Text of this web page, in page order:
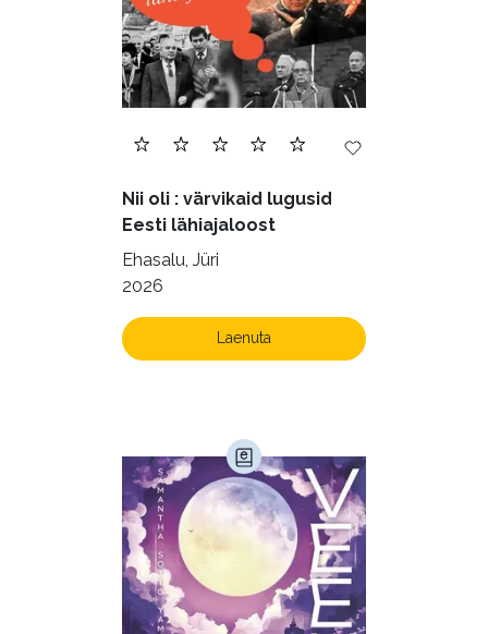
Nii oli : värvikaid lugusid
Eesti lähiajaloost
Ehasalu, Jüri
2026
Laenuta